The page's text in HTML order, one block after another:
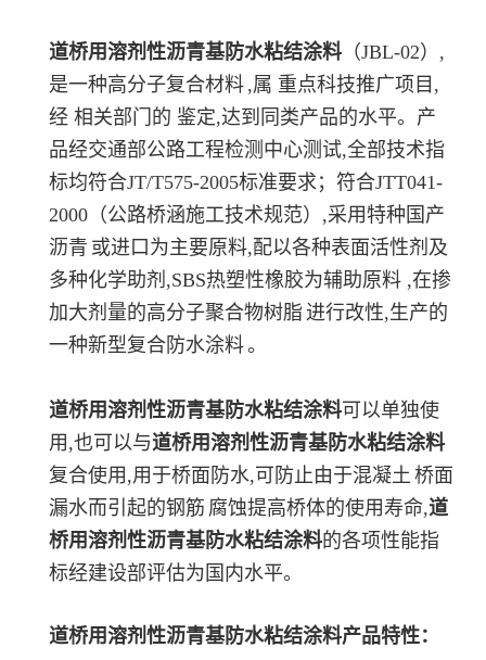
道桥用溶剂性沥青基防水粘结涂料（JBL-02）,
是一种高分子复合材料 ,属 重点科技推广项目,
经 相关部门的 鉴定,达到同类产品的水平。产
品经交通部公路工程检测中心测试,全部技术指
标均符合JT/T575-2005标准要求；符合JTT041-
2000（公路桥涵施工技术规范）,采用特种国产
沥青 或进口为主要原料,配以各种表面活性剂及
多种化学助剂,SBS热塑性橡胶为辅助原料 ,在掺
加大剂量的高分子聚合物树脂 进行改性,生产的
一种新型复合防水涂料。
道桥用溶剂性沥青基防水粘结涂料可以单独使
用,也可以与道桥用溶剂性沥青基防水粘结涂料
复合使用,用于桥面防水,可防止由于混凝土 桥面
漏水而引起的钢筋 腐蚀提高桥体的使用寿命,道
桥用溶剂性沥青基防水粘结涂料的各项性能指
标经建设部评估为国内水平。
道桥用溶剂性沥青基防水粘结涂料产品特性：